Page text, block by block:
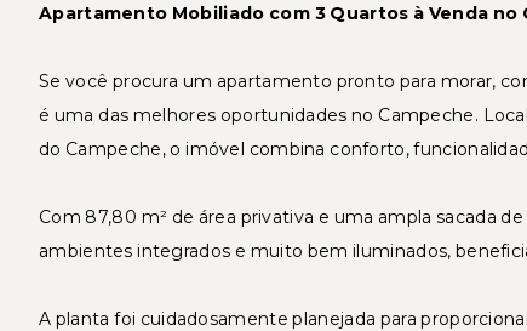
Apartamento Mobiliado com 3 Quartos à Venda no
Se você procura um apartamento pronto para morar,
é uma das melhores oportunidades no Campeche.
do Campeche, o imóvel combina conforto,
Com 87,80 m² de área privativa e uma ampla sacada
ambientes integrados e muito bem iluminados,
A planta foi cuidadosamente planejada para